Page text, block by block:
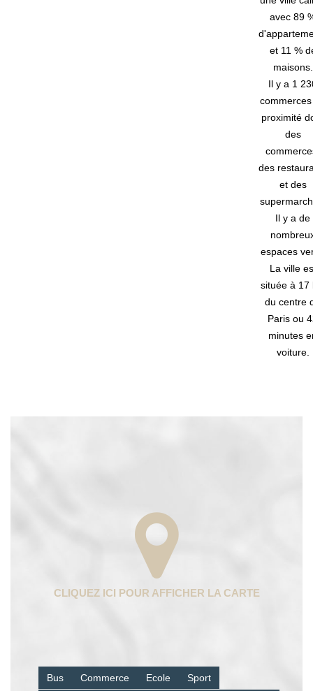
avec 89
et 11 %
maisons.
Il y a 1
proximité
des
des
et des
Il y a de
espaces
La ville
située à 17
du centre
Paris ou
minutes
voiture.
Bus Commerce Ecole Sport